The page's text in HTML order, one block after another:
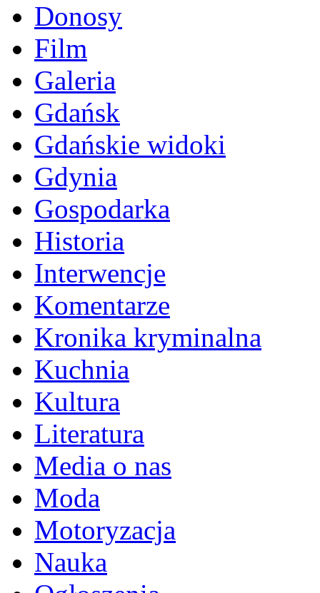
Donosy
Film
Galeria
Gdańsk
Gdańskie widoki
Gdynia
Gospodarka
Historia
Interwencje
Komentarze
Kronika kryminalna
Kuchnia
Kultura
Literatura
Media o nas
Moda
Motoryzacja
Nauka